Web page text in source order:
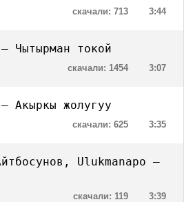
3:44
скачали: 713
— Чытырман токой
3:07
скачали: 1454
Акыркы жолугуу
3:35
скачали: 625
Ulukmanapo —
3:39
скачали: 119